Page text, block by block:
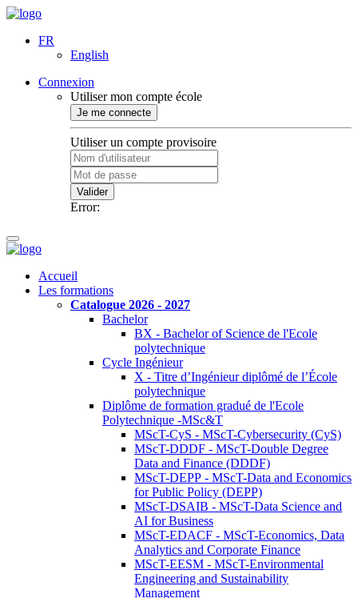
FR
English
Connexion
Utiliser mon compte école
Je me connecte
Utiliser un compte provisoire
Valider
Error:
Accueil
Les formations
Catalogue 2026 - 2027
Bachelor
BX - Bachelor of Science de l'Ecole
polytechnique
Cycle Ingénieur
X - Titre d’Ingénieur diplômé de l’École
polytechnique
Diplôme de formation gradué de l'Ecole
Polytechnique -MSc&T
MScT-CyS - MScT-Cybersecurity (CyS)
MScT-DDDF - MScT-Double Degree
Data and Finance (DDDF)
MScT-DEPP - MScT-Data and Economics
for Public Policy (DEPP)
MScT-DSAIB - MScT-Data Science and
AI for Business
MScT-EDACF - MScT-Economics, Data
Analytics and Corporate Finance
MScT-EESM - MScT-Environmental
Engineering and Sustainability
Management